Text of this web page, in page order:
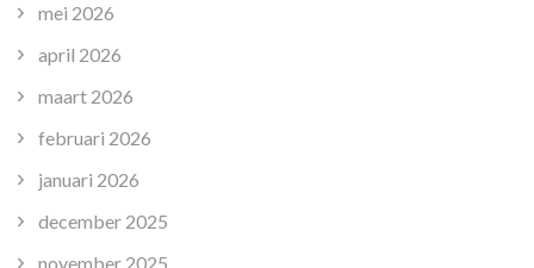
mei 2026
april 2026
maart 2026
februari 2026
januari 2026
december 2025
november 2025